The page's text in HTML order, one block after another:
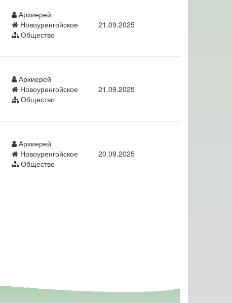
Архиерей
Новоуренгойское
Общество
21.09.2025
Архиерей
Новоуренгойское
Общество
21.09.2025
Архиерей
Новоуренгойское
Общество
20.09.2025